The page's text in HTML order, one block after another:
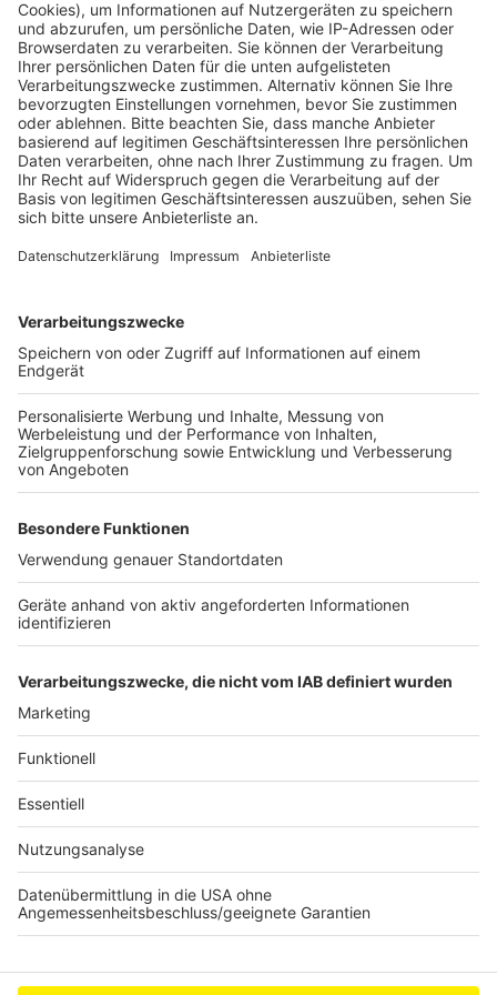
der VFB Erftstadt bekannt.
Veröffentlicht:Sonntag, 19.05.2019 08:27
Anzeige
und immer mehr Sportarten ins Angebot aufnehmen.
werden unter anderem auch Ballett und Judo
angeboten. Der Verein will sich aber ständig
weiterentwickeln, sagt die erste Vorsitzende Sabine
Deswegen ist jetzt auch die Umsetzung eines E-
Sportsangebotes im Gespräch. Denn auch wenn es
sich immer bemühen, so Acker weiter. Vor allem weil
jetzt auch wieder ein größeres Bauprojekt ansteht. Der
VFB will eine neue Sporthalle bauen.
Weitere Infos zur Feier gibt es
Anzeige
Anzeige